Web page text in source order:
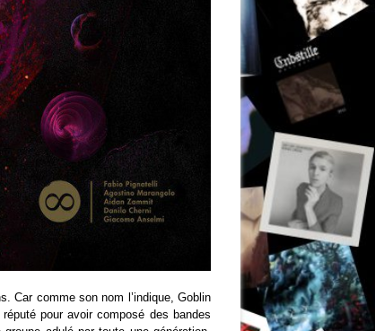
Car comme son nom l’indique, Goblin
pour avoir composé des bandes